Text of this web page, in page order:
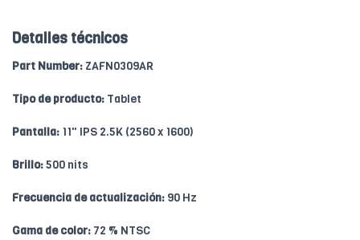
Detalles técnicos
Part Number: ZAFN0309AR
Tipo de producto: Tablet
Pantalla: 11" IPS 2.5K (2560 x 1600)
Brillo:500 nits
Frecuencia de actualización: 90 Hz
Gama de color: 72 % NTSC